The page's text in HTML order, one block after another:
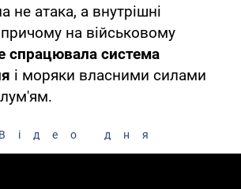
не атака, а внутрішні
на військовому
спрацювала система
і моряки власними силами
Відео дня